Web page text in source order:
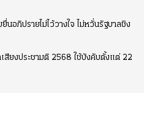
อภิปรายไม่ไว้วางใจ ไม่หวั่นรัฐบาลชิง
สียงประชามติ 2568 ใช้บังคับตั้งแต่ 22